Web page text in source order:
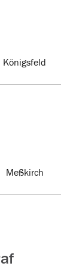
Königsfeld
Meßkirch